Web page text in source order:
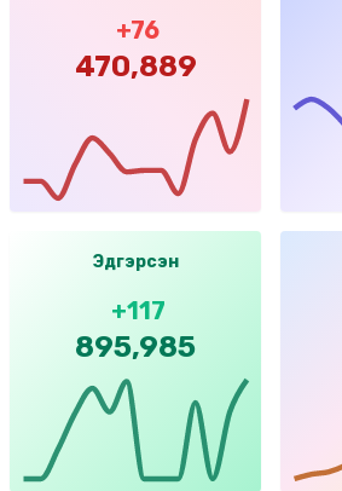
+76
470,889
Эдгэрсэн
+117
895,985